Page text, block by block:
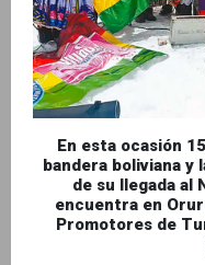
En esta ocasión
bandera boliviana y
de su llegada al
encuentra en
Promotores de